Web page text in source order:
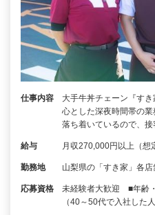
仕事内容
大手牛丼チェーン『す
心とした深夜時間帯の
落ち着いているので、
給与 月収270,000円以上（想
勤務地 山梨県の「すき家」各店
応募資格
未経験者大歓迎 ■年齢
（40～50代で入社し